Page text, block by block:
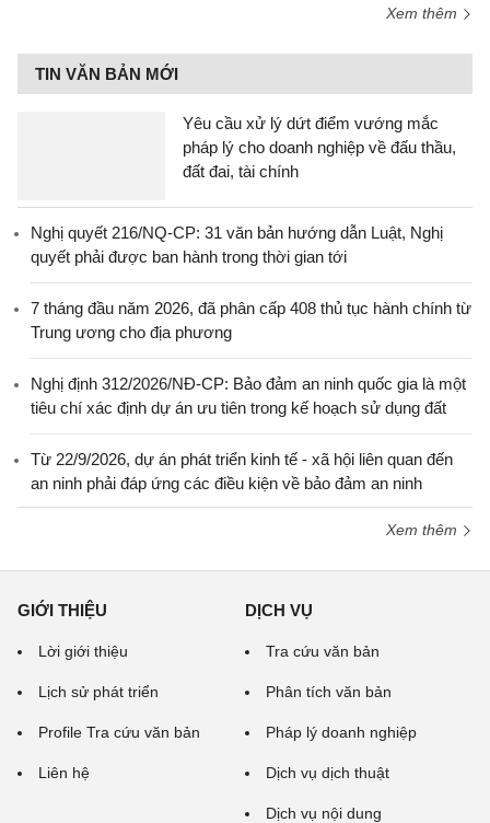
Xem thêm
TIN VĂN BẢN MỚI
Yêu cầu xử lý dứt điểm vướng mắc
pháp lý cho doanh nghiệp về đấu thầu,
đất đai, tài chính
Nghị quyết 216/NQ-CP: 31 văn bản hướng dẫn Luật, Nghị
quyết phải được ban hành trong thời gian tới
7 tháng đầu năm 2026, đã phân cấp 408 thủ tục hành chính từ
Trung ương cho địa phương
Nghị định 312/2026/NĐ-CP: Bảo đảm an ninh quốc gia là một
tiêu chí xác định dự án ưu tiên trong kế hoạch sử dụng đất
Từ 22/9/2026, dự án phát triển kinh tế - xã hội liên quan đến
an ninh phải đáp ứng các điều kiện về bảo đảm an ninh
Xem thêm
GIỚI THIỆU
Lời giới thiệu
Lịch sử phát triển
Profile Tra cứu văn bản
Liên hệ
DỊCH VỤ
Tra cứu văn bản
Phân tích văn bản
Pháp lý doanh nghiệp
Dịch vụ dịch thuật
Dịch vụ nội dung